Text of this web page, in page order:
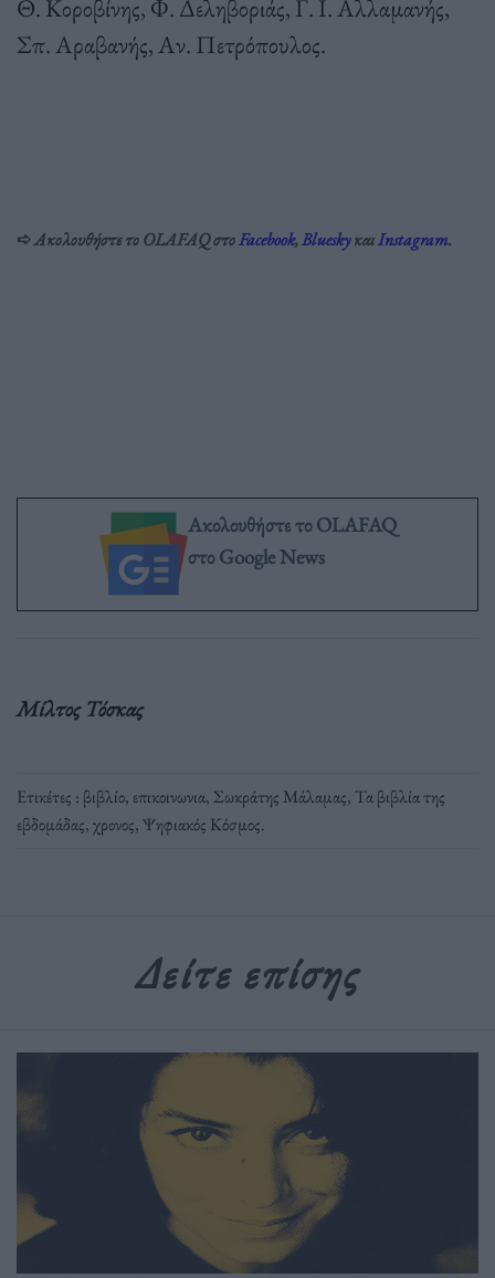
Θ. Κοροβίνης, Φ. Δεληβοριάς, Γ. Ι. Αλλαμανής,
Σπ. Αραβανής, Αν. Πετρόπουλος.
➪Ακολουθήστε το OLAFAQ στοFacebook,BlueskyκαιInstagram.
Ακολουθήστε το OLAFAQ
στο Google News
Μίλτος Τόσκας
Ετικέτες : βιβλίο, επικοινωνια, Σωκράτης Μάλαμας, Τα βιβλία της
εβδομάδας,χρονος,Ψηφιακός Κόσμος.
Δείτε επίσης